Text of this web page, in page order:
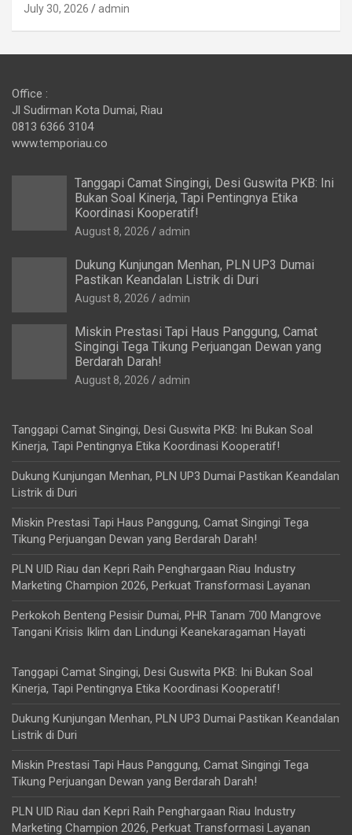
July 30, 2026 admin
Office :
Jl Sudirman Kota Dumai, Riau
0813 6366 3104
www.temporiau.co
Tanggapi Camat Singingi, Desi Guswita PKB: Ini
Bukan Soal Kinerja, Tapi Pentingnya Etika
Koordinasi Kooperatif!
August 8, 2026 admin
Dukung Kunjungan Menhan, PLN UP3 Dumai
Pastikan Keandalan Listrik di Duri
August 8, 2026 admin
Miskin Prestasi Tapi Haus Panggung, Camat
Singingi Tega Tikung Perjuangan Dewan yang
Berdarah Darah!
August 8, 2026 admin
Tanggapi Camat Singingi, Desi Guswita PKB: Ini Bukan Soal
Kinerja, Tapi Pentingnya Etika Koordinasi Kooperatif!
Dukung Kunjungan Menhan, PLN UP3 Dumai Pastikan Keandalan
Listrik di Duri
Miskin Prestasi Tapi Haus Panggung, Camat Singingi Tega
Tikung Perjuangan Dewan yang Berdarah Darah!
PLN UID Riau dan Kepri Raih Penghargaan Riau Industry
Marketing Champion 2026, Perkuat Transformasi Layanan
Perkokoh Benteng Pesisir Dumai, PHR Tanam 700 Mangrove
Tangani Krisis Iklim dan Lindungi Keanekaragaman Hayati
Tanggapi Camat Singingi, Desi Guswita PKB: Ini Bukan Soal
Kinerja, Tapi Pentingnya Etika Koordinasi Kooperatif!
Dukung Kunjungan Menhan, PLN UP3 Dumai Pastikan Keandalan
Listrik di Duri
Miskin Prestasi Tapi Haus Panggung, Camat Singingi Tega
Tikung Perjuangan Dewan yang Berdarah Darah!
PLN UID Riau dan Kepri Raih Penghargaan Riau Industry
Marketing Champion 2026, Perkuat Transformasi Layanan